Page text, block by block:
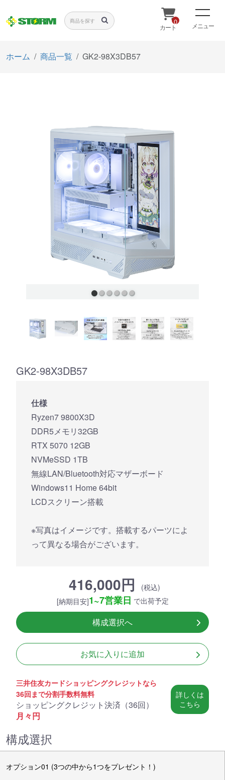
0
カート メニュー
ホーム 商品一覧 GK2-98X3DB57
GK2-98X3DB57
仕様
Ryzen7 9800X3D
DDR5メモリ32GB
RTX 5070 12GB
NVMeSSD 1TB
無線LAN/Bluetooth対応マザーボード
Windows11 Home 64bit
LCDスクリーン搭載
※写真はイメージです。搭載するパーツによ
って異なる場合がございます。
416,000円
(税込)
[納期目安]1~7営業日 で出荷予定
構成選択へ
お気に入りに追加
三井住友カードショッピングクレジットなら
36回まで分割手数料無料
ショッピングクレジット決済（36回）
月々円
詳しくは
こちら
構成選択
オプション01 (3つの中から1つをプレゼント！)